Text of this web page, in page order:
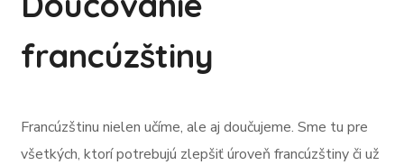
francúzštiny
Francúzštinu nielen učíme, ale aj doučujeme. Sme tu pre
všetkých, ktorí potrebujú zlepšiť úroveň francúzštiny či už